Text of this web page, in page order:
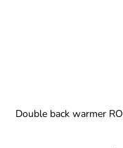
Double back warmer